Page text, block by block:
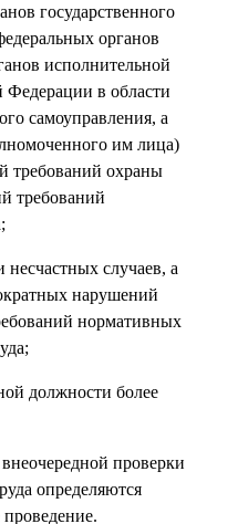
государственного
органов
исполнительной
Федерации в области
самоуправления, а
им лица)
требований охраны
требований
случаев, а
нарушений
нормативных
должности более
проверки
определяются